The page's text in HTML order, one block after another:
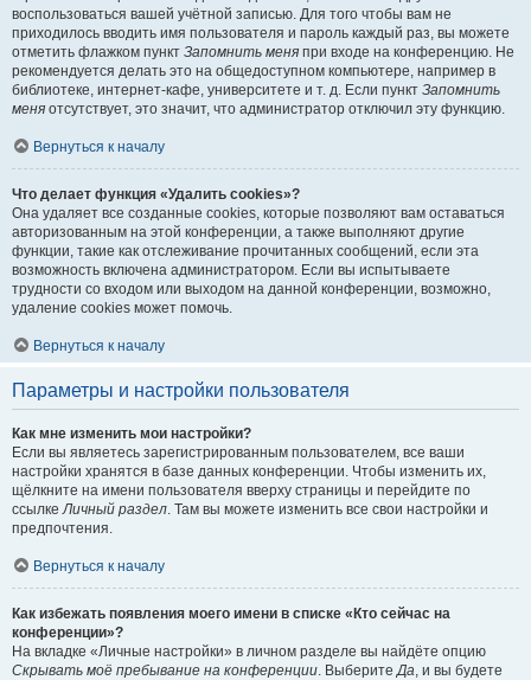
воспользоваться вашей учётной записью. Для того чтобы вам не
приходилось вводить имя пользователя и пароль каждый раз, вы можете
отметить флажком пункт Запомнить меня при входе на конференцию. Не
рекомендуется делать это на общедоступном компьютере, например в
библиотеке, интернет-кафе, университете и т. д. Если пункт Запомнить
меня отсутствует, это значит, что администратор отключил эту функцию.
Вернуться к началу
Что делает функция «Удалить cookies»?
Она удаляет все созданные cookies, которые позволяют вам оставаться
авторизованным на этой конференции, а также выполняют другие
функции, такие как отслеживание прочитанных сообщений, если эта
возможность включена администратором. Если вы испытываете
трудности со входом или выходом на данной конференции, возможно,
удаление cookies может помочь.
Вернуться к началу
Параметры и настройки пользователя
Как мне изменить мои настройки?
Если вы являетесь зарегистрированным пользователем, все ваши
настройки хранятся в базе данных конференции. Чтобы изменить их,
щёлкните на имени пользователя вверху страницы и перейдите по
ссылкеЛичный раздел. Там вы можете изменить все свои настройки и
предпочтения.
Вернуться к началу
Как избежать появления моего имени в списке «Кто сейчас на
конференции»?
На вкладке «Личные настройки» в личном разделе вы найдёте опцию
Скрывать моё пребывание на конференции. ВыберитеДа, и вы будете